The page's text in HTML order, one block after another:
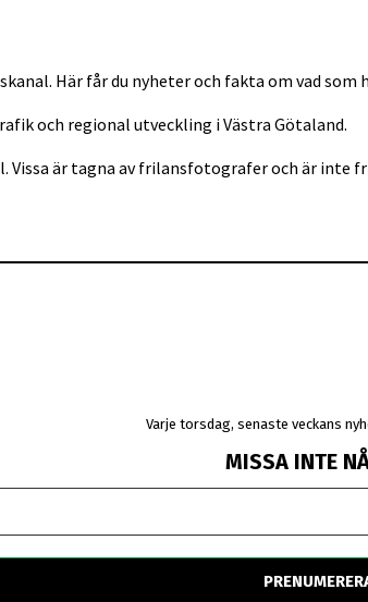
Här får du nyheter och fakta om vad som
och regional utveckling i Västra Götaland.
Vissa är tagna av frilansfotografer och är
Varje torsdag, senaste veckans
MISSA INTE